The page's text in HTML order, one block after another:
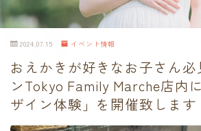
2024.07.15 イベント情報
おえかきが好きなお子さん
ンTokyo Family Marche店内
ザイン体験」を開催致します